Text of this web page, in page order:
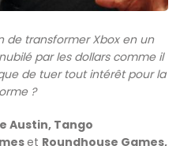
de transformer Xbox en un
par les dollars comme il
de tuer tout intérêt pour la
?
Austin, Tango
et Roundhouse Games,